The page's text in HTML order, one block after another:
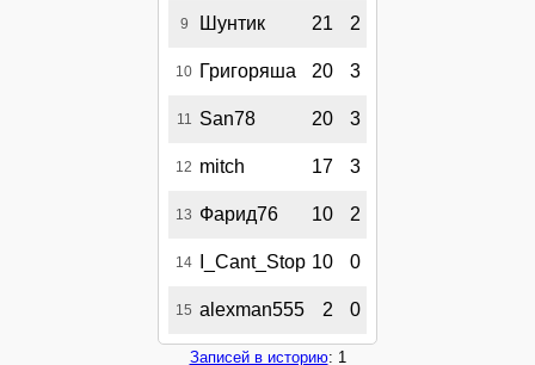
9 Шунтик 21 2
10 Григоряша 20 3
11 San78 20 3
12 mitch 17 3
13 Фарид76 10 2
14 I_Cant_Stop 10 0
15 alexman555 2 0
Записей в историю: 1